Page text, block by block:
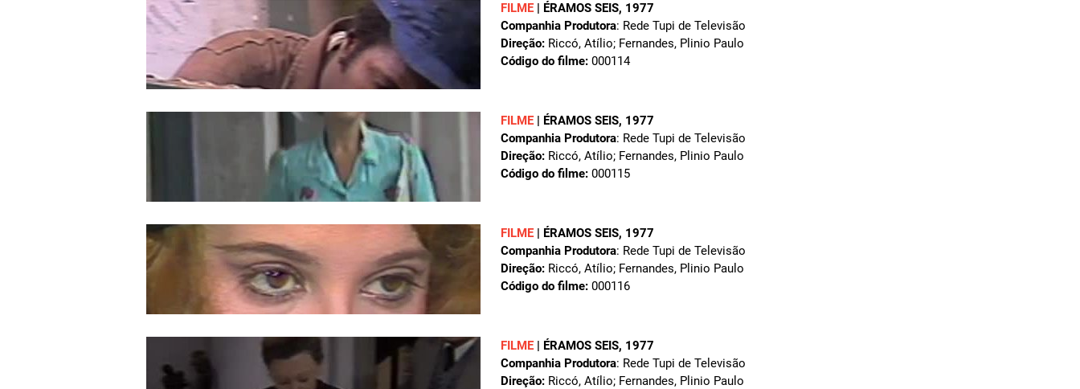
FILME | ÉRAMOS SEIS, 1977
Companhia Produtora: Rede Tupi de Televisão
Direção: Riccó, Atílio; Fernandes, Plinio Paulo
Código do filme: 000114
FILME | ÉRAMOS SEIS, 1977
Companhia Produtora: Rede Tupi de Televisão
Direção: Riccó, Atílio; Fernandes, Plinio Paulo
Código do filme: 000115
FILME | ÉRAMOS SEIS, 1977
Companhia Produtora: Rede Tupi de Televisão
Direção: Riccó, Atílio; Fernandes, Plinio Paulo
Código do filme: 000116
FILME | ÉRAMOS SEIS, 1977
Companhia Produtora: Rede Tupi de Televisão
Direção: Riccó, Atílio; Fernandes, Plinio Paulo